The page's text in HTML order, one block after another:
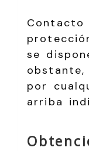
Contacto
se
por
arriba